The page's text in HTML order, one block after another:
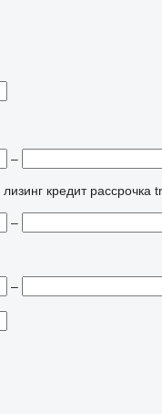
–
лизинг кредит рассрочка
–
–